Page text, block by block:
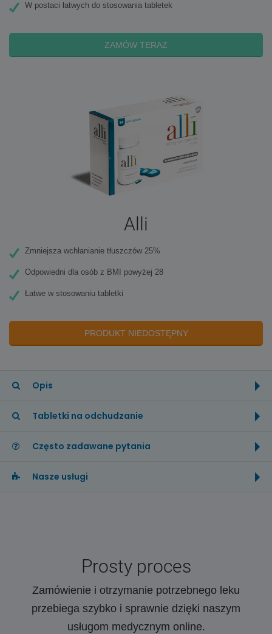
W postaci łatwych do stosowania tabletek
ZAMÓW TERAZ
Alli
Zmniejsza wchłanianie tłuszczów 25%
Odpowiedni dla osób z BMI powyżej 28
Łatwe w stosowaniu tabletki
PRODUKT NIEDOSTĘPNY
Opis
Tabletki na odchudzanie
Często zadawane pytania
Nasze usługi
Prosty proces
Zamówienie i otrzymanie potrzebnego leku
przebiega szybko i sprawnie dzięki naszym
usługom medycznym online.